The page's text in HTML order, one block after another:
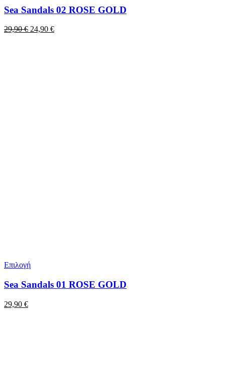
Sea Sandals 02 ROSE GOLD
29,90€ Original
24,90 €Η
Επιλογή
Sea Sandals 01 ROSE GOLD
29,90 €